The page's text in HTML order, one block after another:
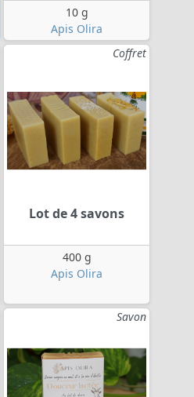
10 g
Apis Olira
Coffret
Lot de 4 savons
400 g
Apis Olira
Savon